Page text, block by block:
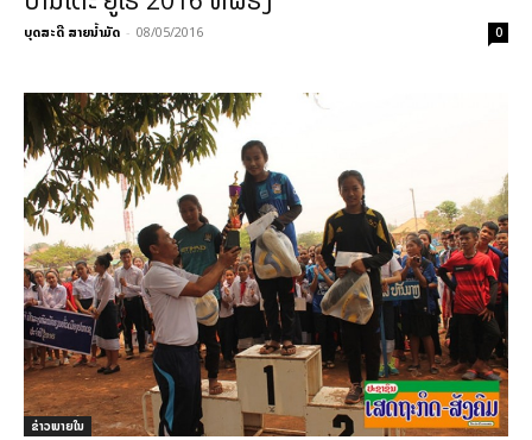
ບຸດສະດີ ສາຍນ້ຳມັດ - 08/05/2016 0
ຂ່າວພາຍ​ໃນ